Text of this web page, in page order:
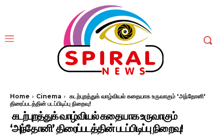
Home Cinema
கடற்புறத்துக் வாழ்வியல் கதையாக உருவாகும் 'அந்தோனி'
திரைப்படத்தின் படப்பிடிப்பு நிறைவு!
கடற்புறத்துக் வாழ்வியல் கதையாக உருவாகும்
‘அந்தோனி’ திரைப்படத்தின் படப்பிடிப்பு நிறைவு!